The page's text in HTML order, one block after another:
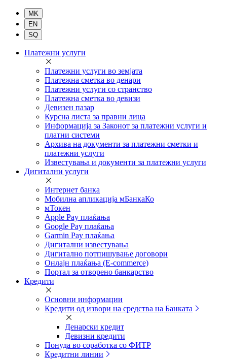
Комерцијална
Платежни услуги
Платежни услуги во земјата
Платежна сметка во денари
Платежни услуги со странство
Платежна сметка во девизи
Девизен пазар
Курсна листа за правни лица
Информација за Законот за платежни услуги и
платни системи
Архива на документи за платежни сметки и
платежни услуги
Известувања и документи за платежни услуги
Дигитални услуги
Интернет банка
Мобилна апликација мБанкаКо
мТокен
Apple Pay плаќања
Google Pay плаќања
Garmin Pay плаќања
Дигитални известувања
Дигитално потпишување договори
Онлајн плаќања (Е-commerce)
Портал за отворено банкарство
Кредити
Основни информации
Кредити од извори на средства на Банката
Денарски кредит
Девизни кредити
Понуда во соработка со ФИТР
Кредитни линии